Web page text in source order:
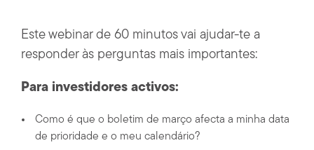
Este webinar de 60 minutos vai ajudar-te a
responder às perguntas mais importantes:
Para investidores activos:
Como é que o boletim de março afecta a minha data
de prioridade e o meu calendário?